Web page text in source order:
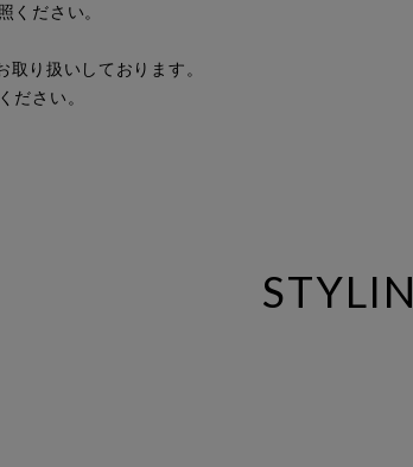
ください。
り扱いしております。
ださい。